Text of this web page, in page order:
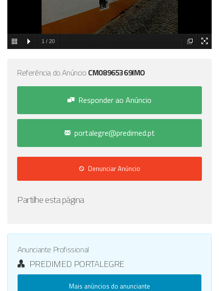
1 / 20
Referência do Anúncio CM08965369IMO
Responder ao Anúncio
portalegre@predimed.pt
Denunciar Anúncio
Partilhe esta página
Anunciante Profissional
PREDIMED PORTALEGRE
Mais anúncios do anunciante